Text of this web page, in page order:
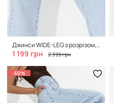
Джинси WIDE-LEG з розрізом, Blue
1 199 грн 2 399 грн
-50%